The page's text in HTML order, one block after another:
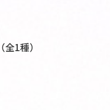
1種）